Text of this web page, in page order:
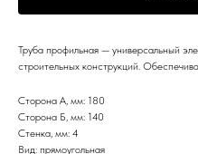
Труба профильная — универсальный
строительных конструкций.
Сторона А, мм: 180
Сторона Б, мм: 140
Стенка, мм: 4
Вид: прямоугольная